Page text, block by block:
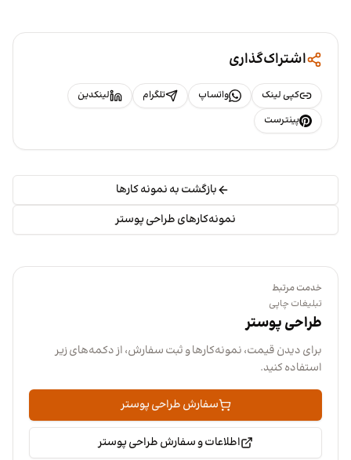
اشتراک‌گذاری
کپی لینک واتساپ تلگرام
لینکدین
پینترست
بازگشت به نمونه کارها
نمونه‌کارهای طراحی پوستر
خدمت مرتبط
تبلیغات چاپی
طراحی پوستر
برای دیدن قیمت، نمونه‌کارها و ثبت سفارش، از دکمه‌های زیر
استفاده کنید.
سفارش طراحی پوستر
اطلاعات و سفارش طراحی پوستر